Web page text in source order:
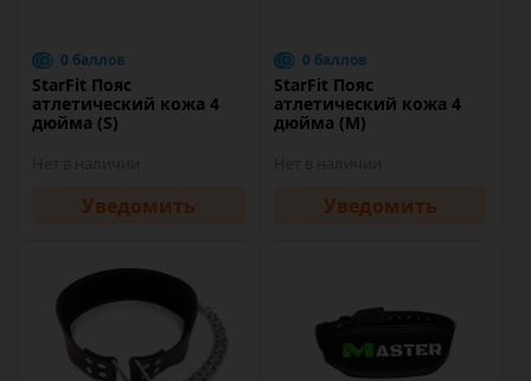
0 баллов
StarFit Пояс
атлетический кожа 4
дюйма (S)
Уведомить
0 баллов
StarFit Пояс
атлетический кожа 4
дюйма (M)
Уведомить